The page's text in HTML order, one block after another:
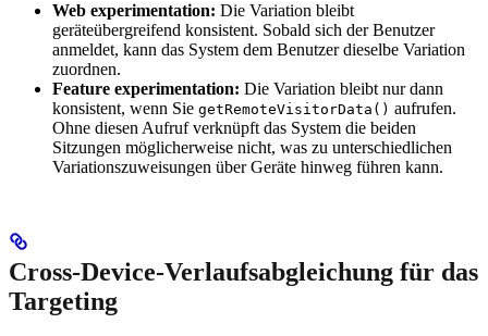
Web experimentation: Die Variation bleibt
geräteübergreifend konsistent. Sobald sich der Benutzer
anmeldet, kann das System dem Benutzer dieselbe Variation
zuordnen.
Feature experimentation: Die Variation bleibt nur dann
konsistent, wenn Sie getRemoteVisitorData() aufrufen.
Ohne diesen Aufruf verknüpft das System die beiden
Sitzungen möglicherweise nicht, was zu unterschiedlichen
Variationszuweisungen über Geräte hinweg führen kann.
Cross-Device-Verlaufsabgleichung für das
Targeting